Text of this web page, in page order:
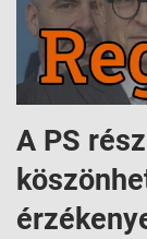
A PS